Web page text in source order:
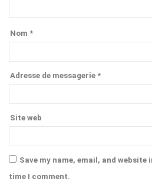
Nom *
Adresse de messagerie *
Site web
Save my name, email, and
time I comment.